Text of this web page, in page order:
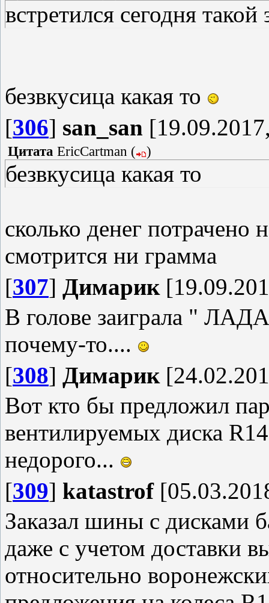
встретился сегодня такой
безвкусица какая то
[306] san_san
Цитата EricCartman ( )
безвкусица какая то
сколько денег потрачено
смотрится ни грамма
[307] Димарик
В голове заиграла "
почему-то....
[308] Димарик
Вот кто бы предложил
вентилируемых диска
недорого...
[309] katastrof
Заказал шины с дисками
даже с учетом доставки
относительно